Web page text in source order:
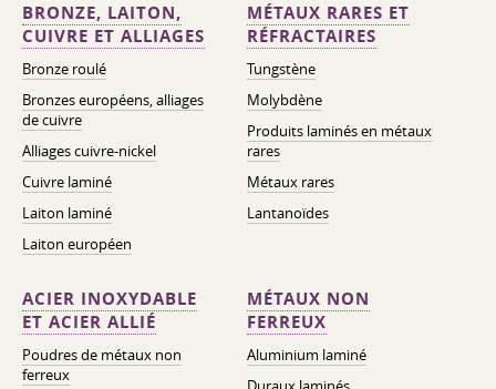
BRONZE, LAITON,
CUIVRE ET ALLIAGES
Bronze roulé
Bronzes européens, alliages
de cuivre
Alliages cuivre-nickel
Cuivre laminé
Laiton laminé
Laiton européen
MÉTAUX RARES ET
RÉFRACTAIRES
Tungstène
Molybdène
Produits laminés en métaux
rares
Métaux rares
Lantanoïdes
ACIER INOXYDABLE
ET ACIER ALLIÉ
Poudres de métaux non
ferreux
MÉTAUX NON
FERREUX
Aluminium laminé